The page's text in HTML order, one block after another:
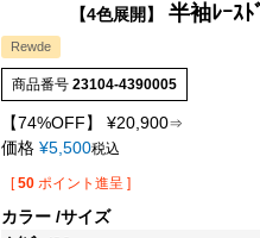
【4色展開】 半袖ﾚｰｽﾄ
Rewde
商品番号 23104-4390005
【74%OFF】 ¥20,900⇒
価格 ¥5,500税込
[ 50 ポイント進呈 ]
カラー サイズ